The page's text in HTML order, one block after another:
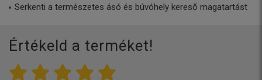
Serkenti a természetes ásó és búvóhely kereső magatartást
Értékeld a terméket!